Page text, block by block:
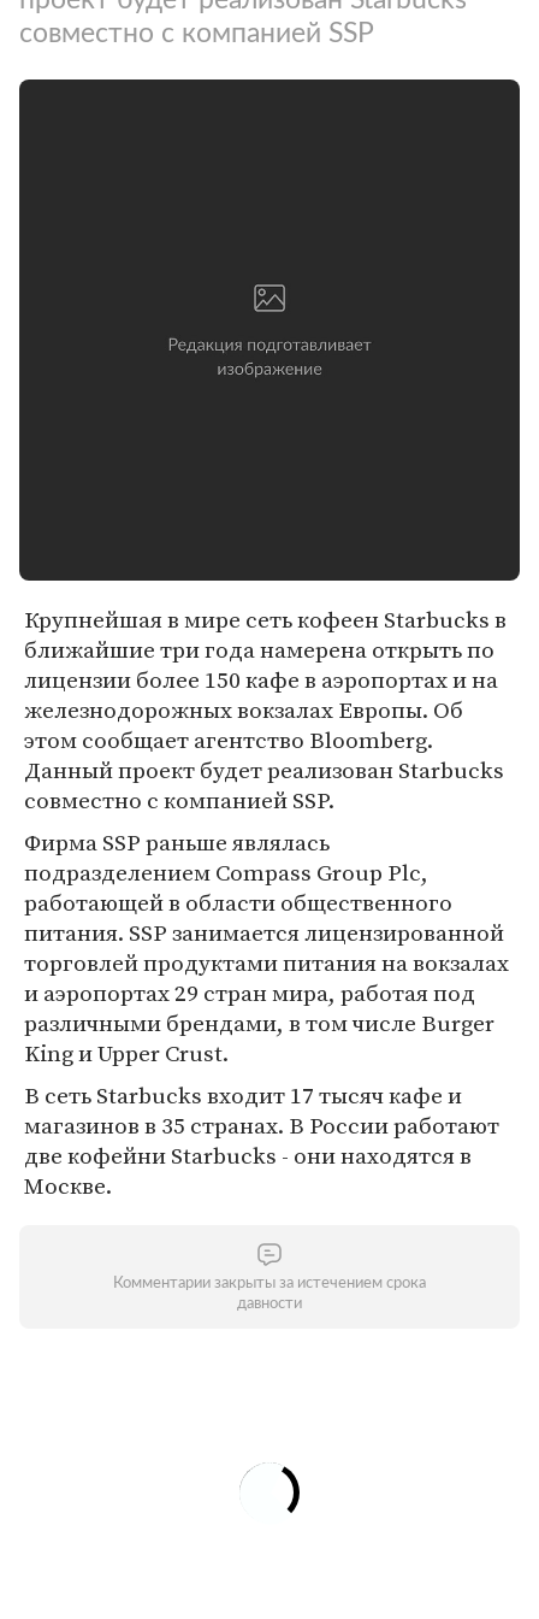
совместно с компанией SSP
Крупнейшая в мире сеть кофеен Starbucks в
ближайшие три года намерена открыть по
лицензии более 150 кафе в аэропортах и на
железнодорожных вокзалах Европы. Об
этом сообщает агентство Bloomberg.
Данный проект будет реализован Starbucks
совместно с компанией SSP.
Фирма SSP раньше являлась
подразделением Compass Group Plс,
работающей в области общественного
питания. SSP занимается лицензированной
торговлей продуктами питания на вокзалах
и аэропортах 29 стран мира, работая под
различными брендами, в том числе Burger
King и Upper Crust.
В сеть Starbucks входит 17 тысяч кафе и
магазинов в 35 странах. В России работают
две кофейни Starbucks - они находятся в
Москве.
Комментарии закрыты за истечением срока
давности